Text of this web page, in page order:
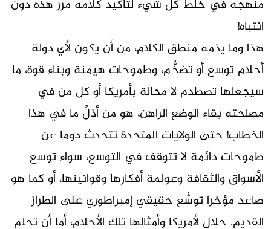
منهجه في خلط كل شيء لتأكيد كلامه مرر هذه دون
انتباه!
هذا وما يذمه منطق الكلام، من أن يكون لأي دولة
أحلام توسع أو تضخُّم، وطموحات هيمنة وبناء قوة، ما
سيجعلها تصطدم لا محالة بأمريكا أو كل من في
مصلحته بقاء الوضع الراهن، هو من أذلِّ ما في هذا
الخطاب! حتى الولايات المتحدة تتحدث دوما عن
طموحات دائمة لا تتوقف في التوسع، سواء توسع
الأسواق والثقافة وعولمة أفكارها وقوانينها، أو كما هو
صاعد مؤخرا توسُّع حقيقي إمبراطوري على الطراز
القديم. حلال لأمريكا وأمثالها تلك الأحلام، أما أن تحلم